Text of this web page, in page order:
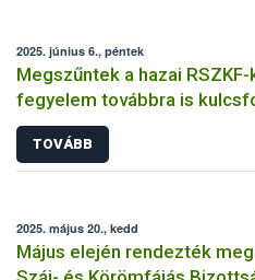
2025. június 6., péntek
Megszűntek a hazai
fegyelem továbbra is
TOVÁBB
2025. május 20., kedd
Május elején rendezték